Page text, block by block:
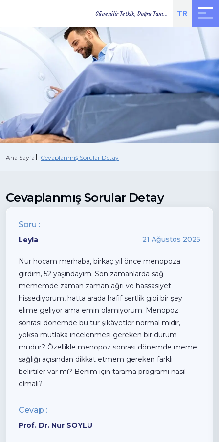
TR
Güvenilir Tetkik, Doğru Tanı...
TETKİK
SONUÇLARI
ONLINE
ANLAŞMALI
İLETİŞİM
ONLINE
HEMEN ARA
ÇAĞRI MERKEZİ
Ana Sayfa Cevaplanmış Sorular Detay
Cevaplanmış Sorular Detay
Soru :
Leyla 21 Ağustos 2025
Nur hocam merhaba, birkaç yıl önce menopoza
girdim, 52 yaşındayım. Son zamanlarda sağ
mememde zaman zaman ağrı ve hassasiyet
hissediyorum, hatta arada hafif sertlik gibi bir şey
elime geliyor ama emin olamıyorum. Menopoz
sonrası dönemde bu tür şikâyetler normal midir,
yoksa mutlaka incelenmesi gereken bir durum
mudur? Özellikle menopoz sonrası dönemde meme
sağlığı açısından dikkat etmem gereken farklı
belirtiler var mı? Benim için tarama programı nasıl
olmalı?
Cevap :
Prof. Dr. Nur SOYLU